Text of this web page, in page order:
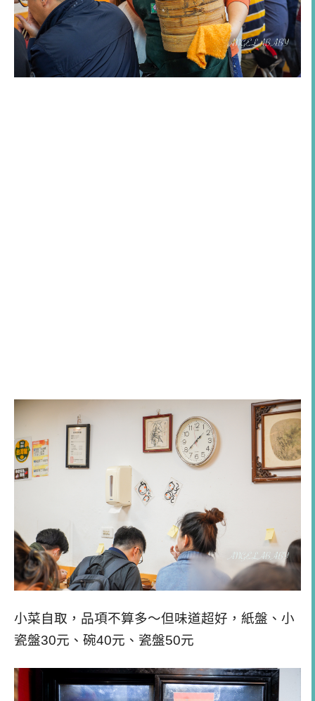
小菜自取，品項不算多～但味道超好，紙盤、小
瓷盤30元、碗40元、瓷盤50元